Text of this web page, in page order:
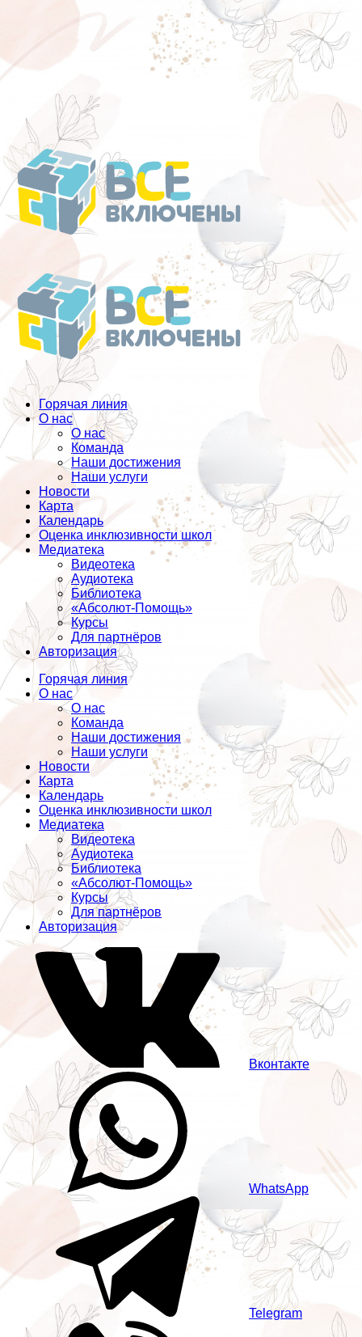
Перейти
к
содержанию
Горячая линия
О нас
О нас
Команда
Наши достижения
Наши услуги
Новости
Карта
Календарь
Оценка инклюзивности школ
Медиатека
Видеотека
Аудиотека
Библиотека
«Абсолют-Помощь»
Курсы
Для партнёров
Авторизация
Горячая линия
О нас
О нас
Команда
Наши достижения
Наши услуги
Новости
Карта
Календарь
Оценка инклюзивности школ
Медиатека
Видеотека
Аудиотека
Библиотека
«Абсолют-Помощь»
Курсы
Для партнёров
Авторизация
Вконтакте
WhatsApp
Telegram